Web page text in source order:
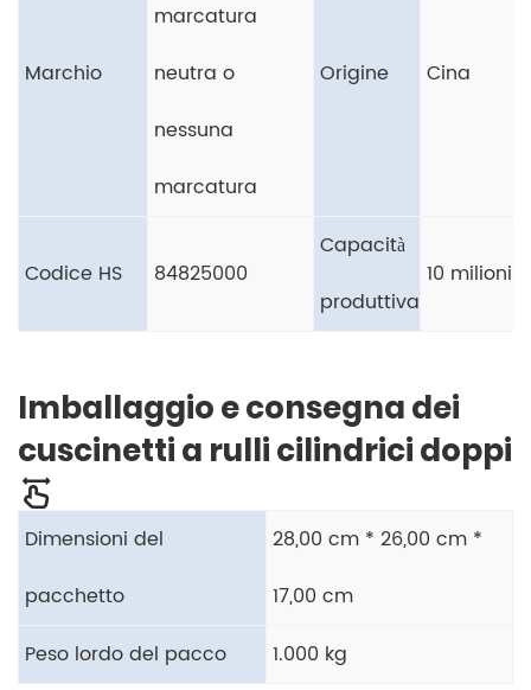
Marchio
marcatura
neutra o
nessuna
marcatura
Origine Cina
Codice HS 84825000
Capacità
produttiva
10 milioni/
Imballaggio e consegna dei
cuscinetti a rulli cilindrici doppi
Dimensioni del
pacchetto
28,00 cm * 26,00 cm *
17,00 cm
Peso lordo del pacco
1.000 kg